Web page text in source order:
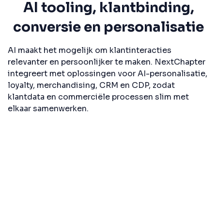
AI tooling, klantbinding,
conversie en personalisatie
AI maakt het mogelijk om klantinteracties
relevanter en persoonlijker te maken. NextChapter
integreert met oplossingen voor AI-personalisatie,
loyalty, merchandising, CRM en CDP, zodat
klantdata en commerciële processen slim met
elkaar samenwerken.